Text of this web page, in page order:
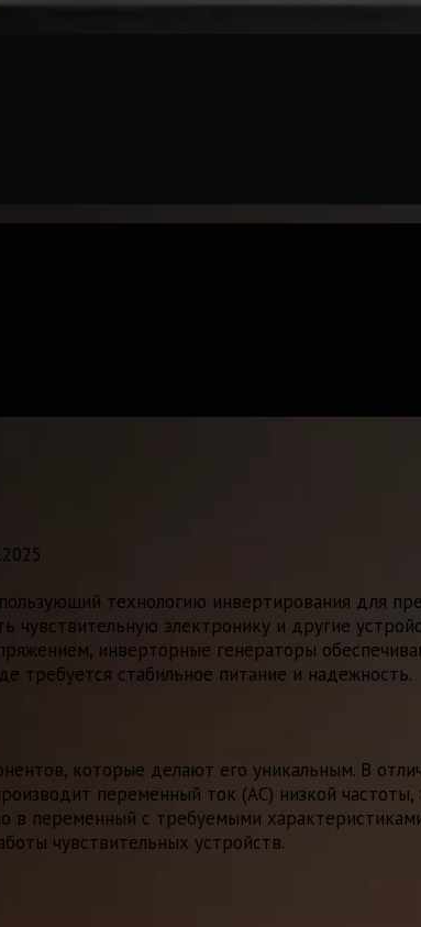
технологию инвертирования для
чувствительную электронику и другие
инверторные генераторы
требуется стабильное питание и надежность.
которые делают его уникальным. В
переменный ток (AC) низкой
в переменный с требуемыми
чувствительных устройств.